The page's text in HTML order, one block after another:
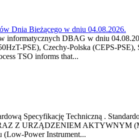
Dnia Bieżącego w dniu 04.08.2026.
informatycznych DBAG w dniu
PSE), Czechy-Polska (CEPS-
TSO informs that...
Specyfikację Techniczną .
Z URZĄDZENIEM AKTYWNYM
(Low-Power Instrument...